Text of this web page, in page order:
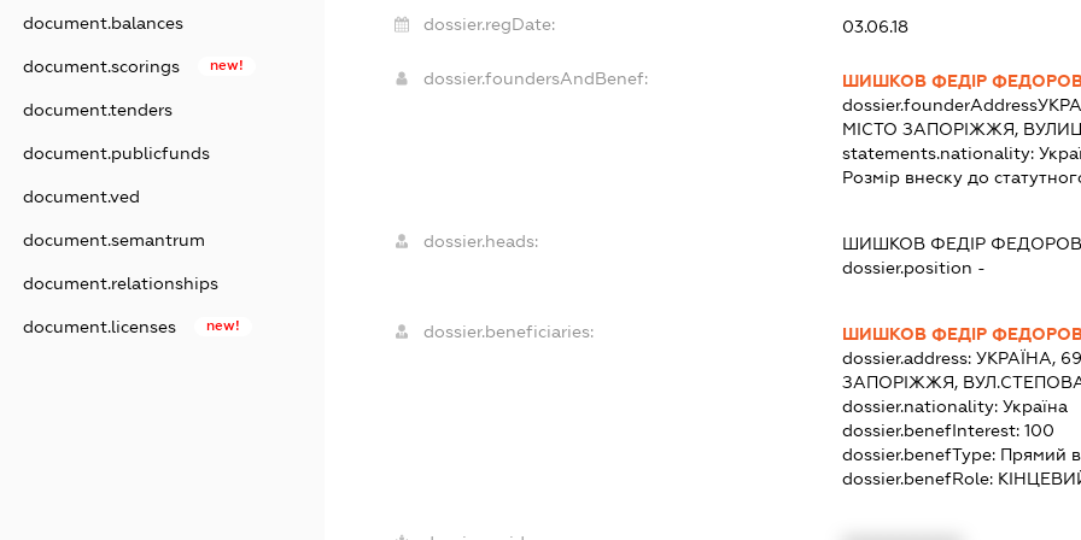
document.balances
document.scorings new!
document.tenders
document.publicfunds
document.ved
document.semantrum
document.relationships
document.licenses new!
dossier.regDate: 03.06.18
dossier.foundersAndBenef:
ШИШКОВ ФЕДІР
dossier.founderAddress
МІСТО ЗАПОРІЖЖЯ,
statements.nationality:
Розмір внеску до
dossier.heads:
ШИШКОВ ФЕДІР
dossier.position -
dossier.beneficiaries:
ШИШКОВ ФЕДІР
dossier.address: УКРАЇНА,
ЗАПОРІЖЖЯ,
dossier.nationality: Україна
dossier.benefInterest: 100
dossier.benefType: Прямий
dossier.benefRole: